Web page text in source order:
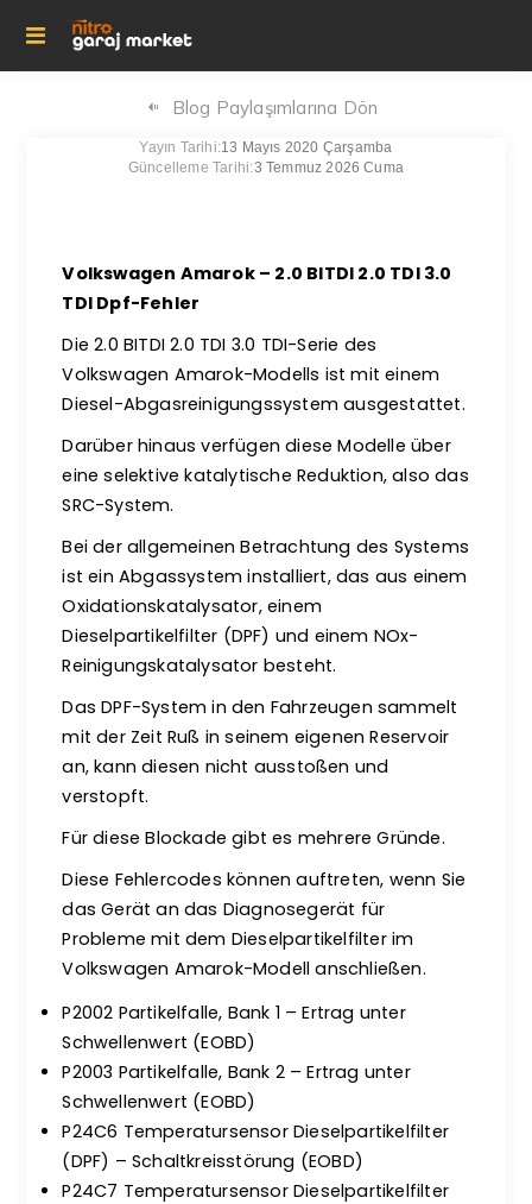
Blog Paylaşımlarına Dön
Yayın Tarihi:13 Mayıs 2020 Çarşamba
Güncelleme Tarihi:3 Temmuz 2026 Cuma
Volkswagen Amarok – 2.0 BITDI 2.0 TDI 3.0
TDI Dpf-Fehler
Die 2.0 BITDI 2.0 TDI 3.0 TDI-Serie des
Volkswagen Amarok-Modells ist mit einem
Diesel-Abgasreinigungssystem ausgestattet.
Darüber hinaus verfügen diese Modelle über
eine selektive katalytische Reduktion, also das
SRC-System.
Bei der allgemeinen Betrachtung des Systems
ist ein Abgassystem installiert, das aus einem
Oxidationskatalysator, einem
Dieselpartikelfilter (DPF) und einem NOx-
Reinigungskatalysator besteht.
Das DPF-System in den Fahrzeugen sammelt
mit der Zeit Ruß in seinem eigenen Reservoir
an, kann diesen nicht ausstoßen und
verstopft.
Für diese Blockade gibt es mehrere Gründe.
Diese Fehlercodes können auftreten, wenn Sie
das Gerät an das Diagnosegerät für
Probleme mit dem Dieselpartikelfilter im
Volkswagen Amarok-Modell anschließen.
P2002 Partikelfalle, Bank 1 – Ertrag unter
Schwellenwert (EOBD)
P2003 Partikelfalle, Bank 2 – Ertrag unter
Schwellenwert (EOBD)
P24C6 Temperatursensor Dieselpartikelfilter
(DPF) – Schaltkreisstörung (EOBD)
P24C7 Temperatursensor Dieselpartikelfilter